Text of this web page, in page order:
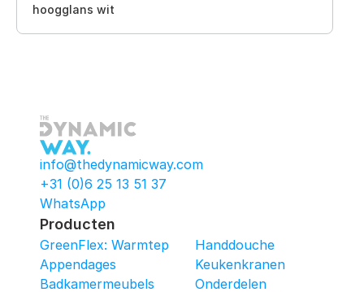
hoogglans wit
info@thedynamicway.com
+31 (0)6 25 13 51 37
WhatsApp
Producten
GreenFlex: Warmtepomop-Box
Appendages
Badkamermeubels
Handdouche
Keukenkranen
Onderdelen